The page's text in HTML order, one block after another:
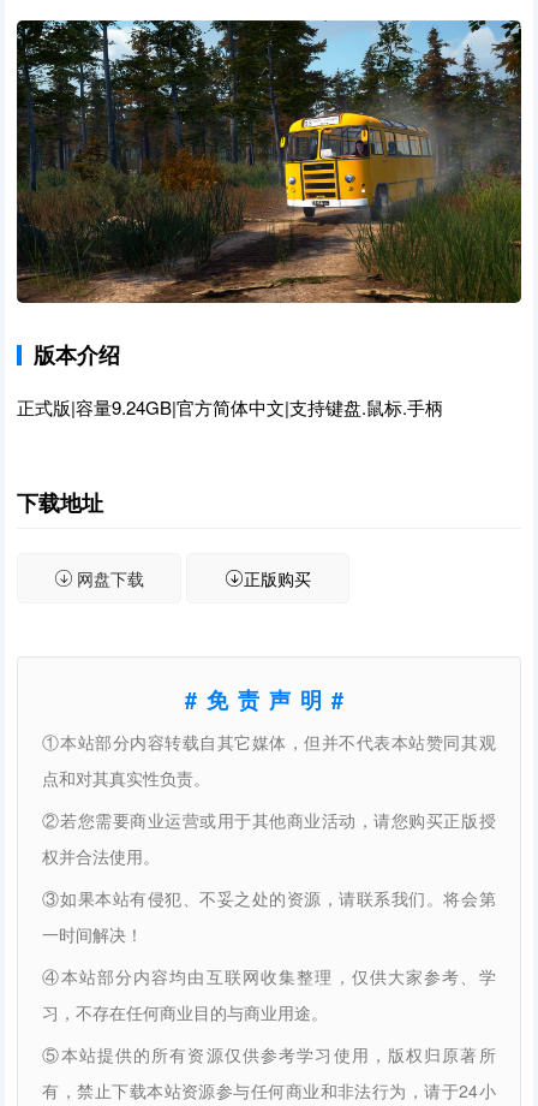
版本介绍
正式版|容量9.24GB|官方简体中文|支持键盘.鼠标.手柄
下载地址
网盘下载 正版购买
#免责声明#
①本站部分内容转载自其它媒体，但并不代表本站赞同其观
点和对其真实性负责。
②若您需要商业运营或用于其他商业活动，请您购买正版授
权并合法使用。
③如果本站有侵犯、不妥之处的资源，请联系我们。将会第
一时间解决！
④本站部分内容均由互联网收集整理，仅供大家参考、学
习，不存在任何商业目的与商业用途。
⑤本站提供的所有资源仅供参考学习使用，版权归原著所
有，禁止下载本站资源参与任何商业和非法行为，请于24小